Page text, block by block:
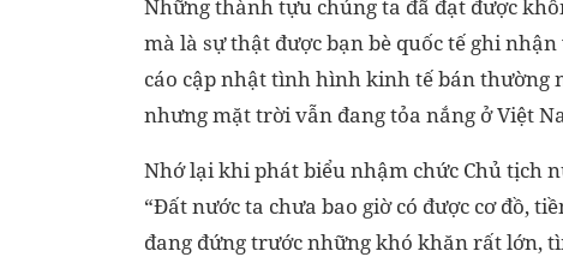
Những thành tựu chúng ta đã đạt được
mà là sự thật được bạn bè quốc tế ghi
cáo cập nhật tình hình kinh tế bán thường
nhưng mặt trời vẫn đang tỏa nắng ở Việt
Nhớ lại khi phát biểu nhậm chức Chủ tịch
“Đất nước ta chưa bao giờ có được cơ đồ,
đang đứng trước những khó khăn rất lớn,